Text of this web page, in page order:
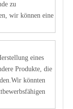
zu
wir können eine
eines
Produkte, die
könnten